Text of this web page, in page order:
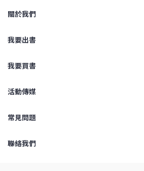
關於我們
我要出書
我要買書
活動傳媒
常見問題
聯絡我們